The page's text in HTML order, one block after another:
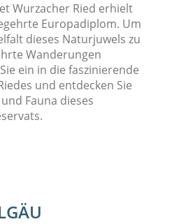
Wurzacher Ried erhielt
Europadiplom. Um
dieses Naturjuwels zu
Wanderungen
ein in die faszinierende
und entdecken Sie
Fauna dieses